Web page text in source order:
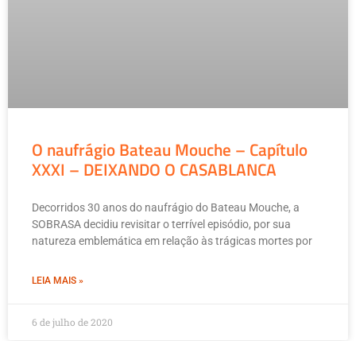
O naufrágio Bateau Mouche – Capítulo
XXXI – DEIXANDO O CASABLANCA
Decorridos 30 anos do naufrágio do Bateau Mouche, a
SOBRASA decidiu revisitar o terrível episódio, por sua
natureza emblemática em relação às trágicas mortes por
LEIA MAIS »
6 de julho de 2020